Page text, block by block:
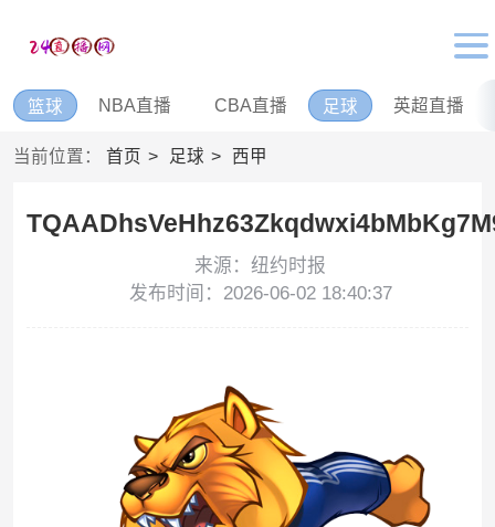
篮球 NBA直播 CBA直播 足球 英超直播
当前位置： 首页 足球 西甲
来源：纽约时报
发布时间：2026-06-02 18:40:37